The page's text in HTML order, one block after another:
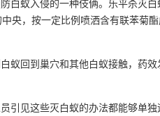
白蚁入侵的一种伎俩。乐平杀灭
央，按一定比例喷洒含有联苯菊
蚁回到巢穴和其他白蚁接触，药
引见这些灭白蚁的办法都能够单